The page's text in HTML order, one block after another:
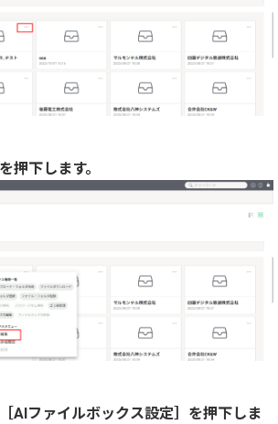
押下します。
AIファイルボックス設定］を押下しま